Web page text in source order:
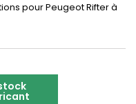
pour Peugeot Rifter à